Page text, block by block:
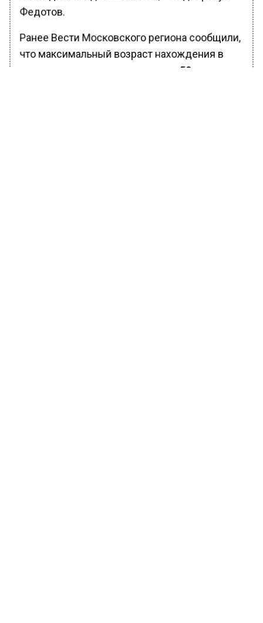
Федотов.
Ранее Вести Московского региона сообщили,
что максимальный возраст нахождения в
50 лет